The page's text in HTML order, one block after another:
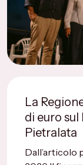
La
di euro
Pietralata
Dall’articolo